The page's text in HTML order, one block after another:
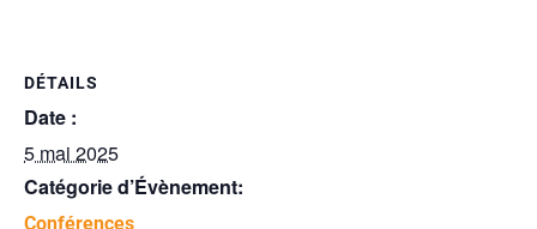
DÉTAILS
Date :
5 mai 2025
Catégorie d’Évènement:
Conférences